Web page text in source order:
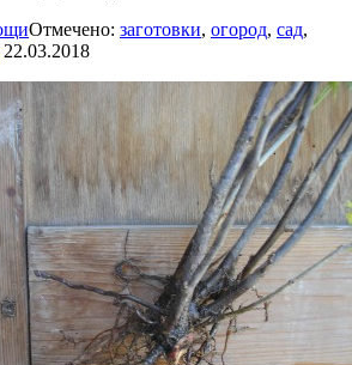
Отмечено: заготовки, огород, сад,
22.03.2018